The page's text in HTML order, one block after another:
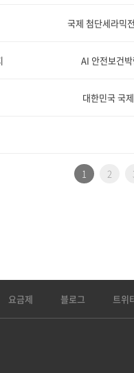
국제 첨단세라
AI 안전보건
대한민국 국
1 2
요금제 블로그 트위